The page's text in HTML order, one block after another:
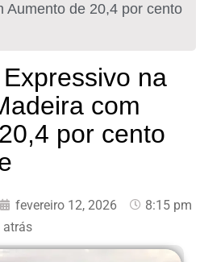
Aumento de 20,4 por cento
na
com
por cento
fevereiro 12, 2026
8:15 pm
atrás